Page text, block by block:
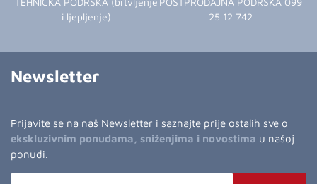
i ljepljenje)
25 12 742
Newsletter
Prijavite se na naš Newsletter i saznajte prije ostalih sve o
ekskluzivnim ponudama, sniženjima i novostima u našoj
ponudi.